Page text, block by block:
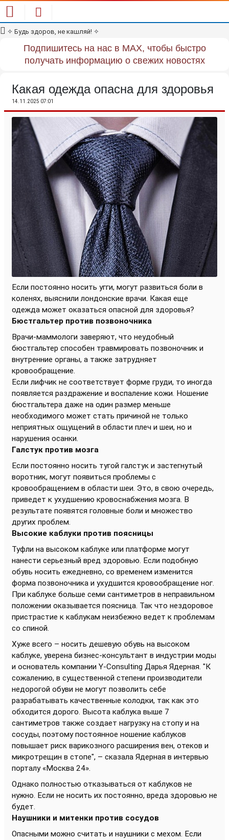
✧ Будь здоров, не кашляй! ✧
Подпишитесь на нас в MAX, чтобы быстро
получать информацию о свежих новостях
Какая одежда опасна для здоровья
14.11.2025 07:01
Если постоянно носить угги, могут развиться боли в
коленях, выяснили лондонские врачи. Какая еще
одежда может оказаться опасной для здоровья?
Бюстгальтер против позвоночника
Врачи-маммологи заверяют, что неудобный
бюстгальтер способен травмировать позвоночник и
внутренние органы, а также затрудняет
кровообращение.
Если лифчик не соответствует форме груди, то иногда
появляется раздражение и воспаление кожи. Ношение
бюстгальтера даже на один размер меньше
необходимого может стать причиной не только
неприятных ощущений в области плеч и шеи, но и
нарушения осанки.
Галстук против мозга
Если постоянно носить тугой галстук и застегнутый
воротник, могут появиться проблемы с
кровообращением в области шеи. Это, в свою очередь,
приведет к ухудшению кровоснабжения мозга. В
результате появятся головные боли и множество
других проблем.
Высокие каблуки против поясницы
Туфли на высоком каблуке или платформе могут
нанести серьезный вред здоровью. Если подобную
обувь носить ежедневно, со временем изменится
форма позвоночника и ухудшится кровообращение ног.
При каблуке больше семи сантиметров в неправильном
положении оказывается поясница. Так что нездоровое
пристрастие к каблукам неизбежно ведет к проблемам
со спиной.
Хуже всего – носить дешевую обувь на высоком
каблуке, уверена бизнес-консультант в индустрии моды
и основатель компании Y-Consulting Дарья Ядерная. "К
сожалению, в существенной степени производители
недорогой обуви не могут позволить себе
разрабатывать качественные колодки, так как это
обходится дорого. Высота каблука выше 7
сантиметров также создает нагрузку на стопу и на
сосуды, поэтому постоянное ношение каблуков
повышает риск варикозного расширения вен, отеков и
микротрещин в стопе", – сказала Ядерная в интервью
порталу «Москва 24».
Однако полностью отказываться от каблуков не
нужно. Если не носить их постоянно, вреда здоровью не
будет.
Наушники и митенки против сосудов
Опасными можно считать и наушники с мехом. Если